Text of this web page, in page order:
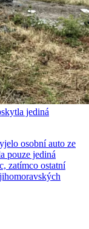
jediná
osobní auto ze
pouze jediná
zatímco ostatní